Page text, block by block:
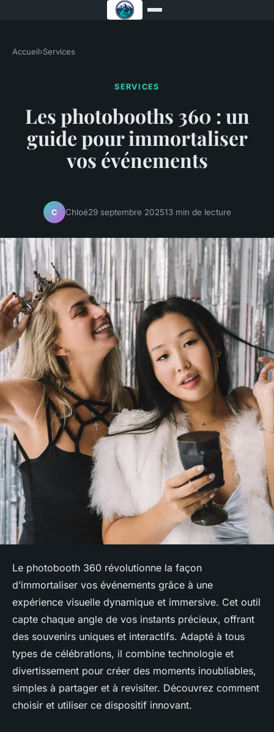
Accueil›Services
SERVICES
Les photobooths 360 : un
guide pour immortaliser
vos événements
C Chloé29 septembre 202513 min de lecture
Le photobooth 360 révolutionne la façon
d’immortaliser vos événements grâce à une
expérience visuelle dynamique et immersive. Cet outil
capte chaque angle de vos instants précieux, offrant
des souvenirs uniques et interactifs. Adapté à tous
types de célébrations, il combine technologie et
divertissement pour créer des moments inoubliables,
simples à partager et à revisiter. Découvrez comment
choisir et utiliser ce dispositif innovant.